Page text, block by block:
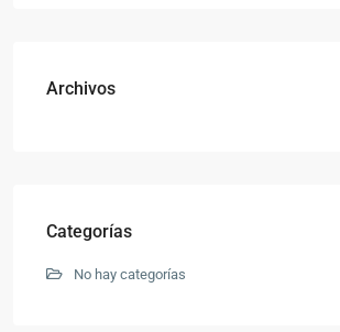
Archivos
Categorías
No hay categorías